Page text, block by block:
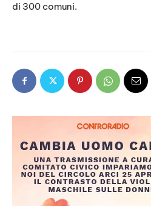
di 300 comuni.